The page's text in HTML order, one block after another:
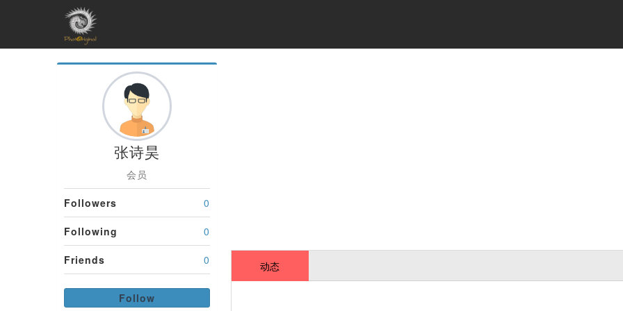
张诗昊
会员
Followers 0
Following 0
Friends 0
Follow
动态